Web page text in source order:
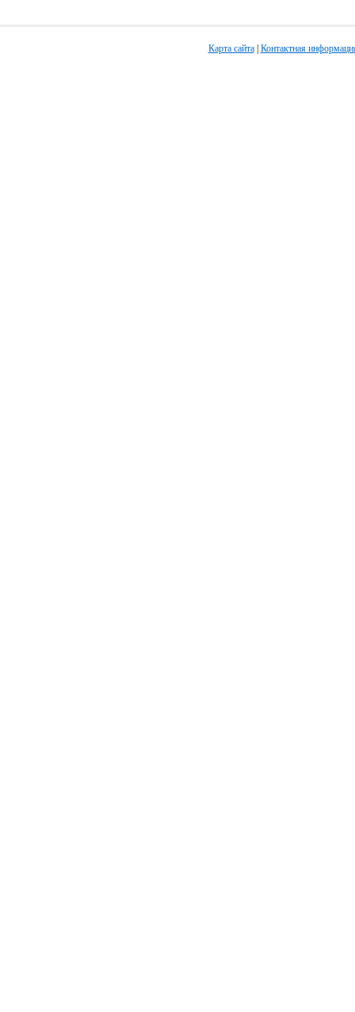
Карта сайта| Контактная